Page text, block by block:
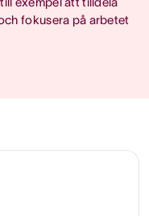
fokusera på arbetet